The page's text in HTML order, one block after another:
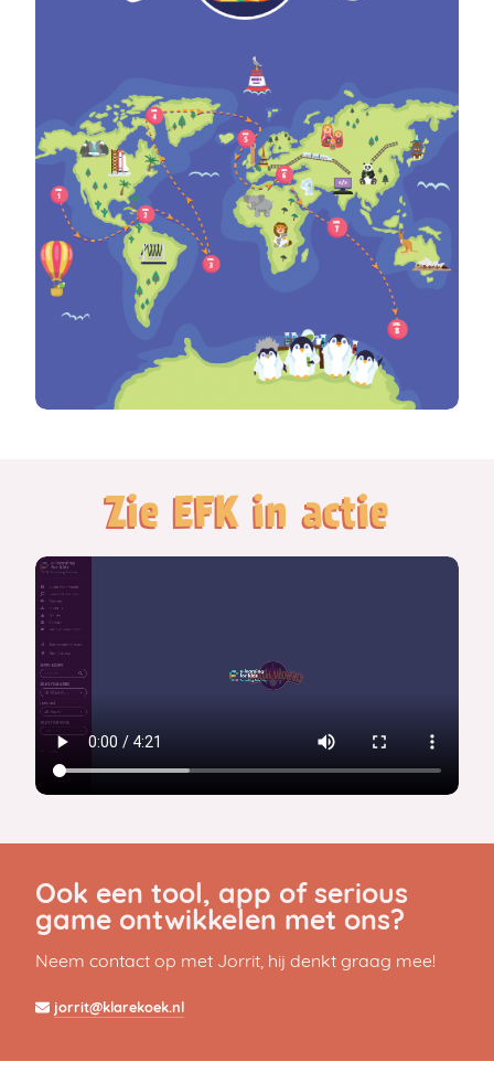
Zie EFK in actie
Ook een tool, app of serious
game ontwikkelen met ons?
Neem contact op met Jorrit, hij denkt graag mee!
jorrit@klarekoek.nl